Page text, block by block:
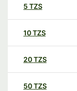
5 TZS
10TZS
20TZS
50TZS